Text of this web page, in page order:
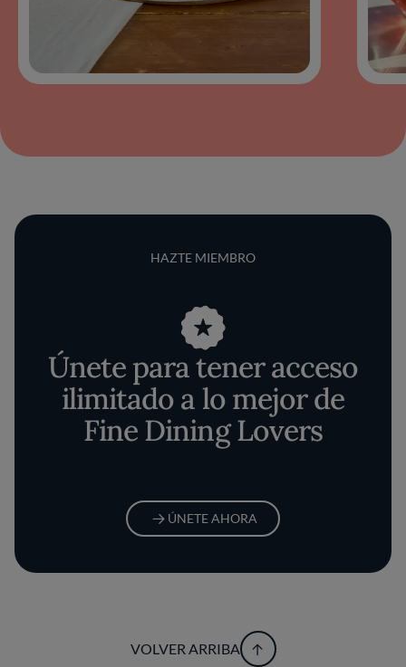
HAZTE MIEMBRO
Únete para tener acceso
ilimitado a lo mejor de
Fine Dining Lovers
ÚNETE AHORA
VOLVER ARRIBA